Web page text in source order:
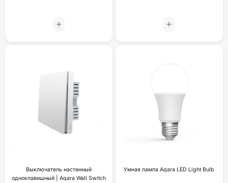
Выключатель настенный
одноклавишный | Aqara Wall Switch
Умная лампа Aqara LED Light Bulb